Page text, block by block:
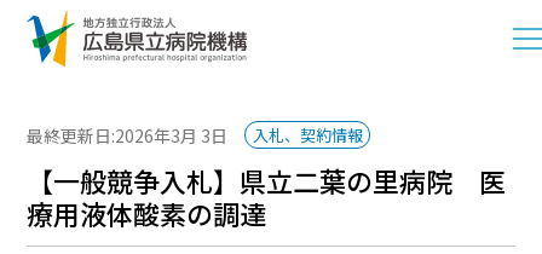
【一般競争入札】県立二葉の里病院 医
療用液体酸素の調達
最終更新日:2026年3月 3日 入札、契約情報